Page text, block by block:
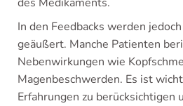
In den Feedbacks werden
geäußert. Manche Patienten
Nebenwirkungen wie
Magenbeschwerden. Es ist
Erfahrungen zu berücksichtigen